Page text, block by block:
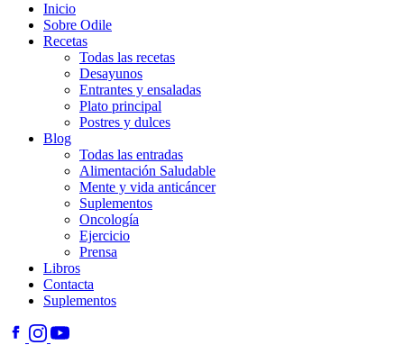
Inicio
Sobre Odile
Recetas
Todas las recetas
Desayunos
Entrantes y ensaladas
Plato principal
Postres y dulces
Blog
Todas las entradas
Alimentación Saludable
Mente y vida anticáncer
Suplementos
Oncología
Ejercicio
Prensa
Libros
Contacta
Suplementos